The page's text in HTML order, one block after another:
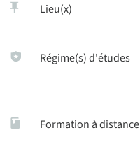
Lieu(x)
Régime(s) d'études
Formation à distance